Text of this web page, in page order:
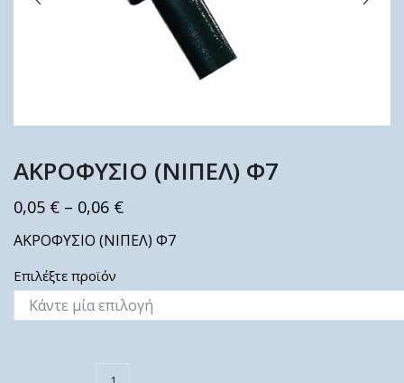
ΑΚΡΟΦΥΣΙΟ (ΝΙΠΕΛ) Φ7
0,05 € – 0,06 €
ΑΚΡΟΦΥΣΙΟ (ΝΙΠΕΛ) Φ7
Επιλέξτε προϊόν